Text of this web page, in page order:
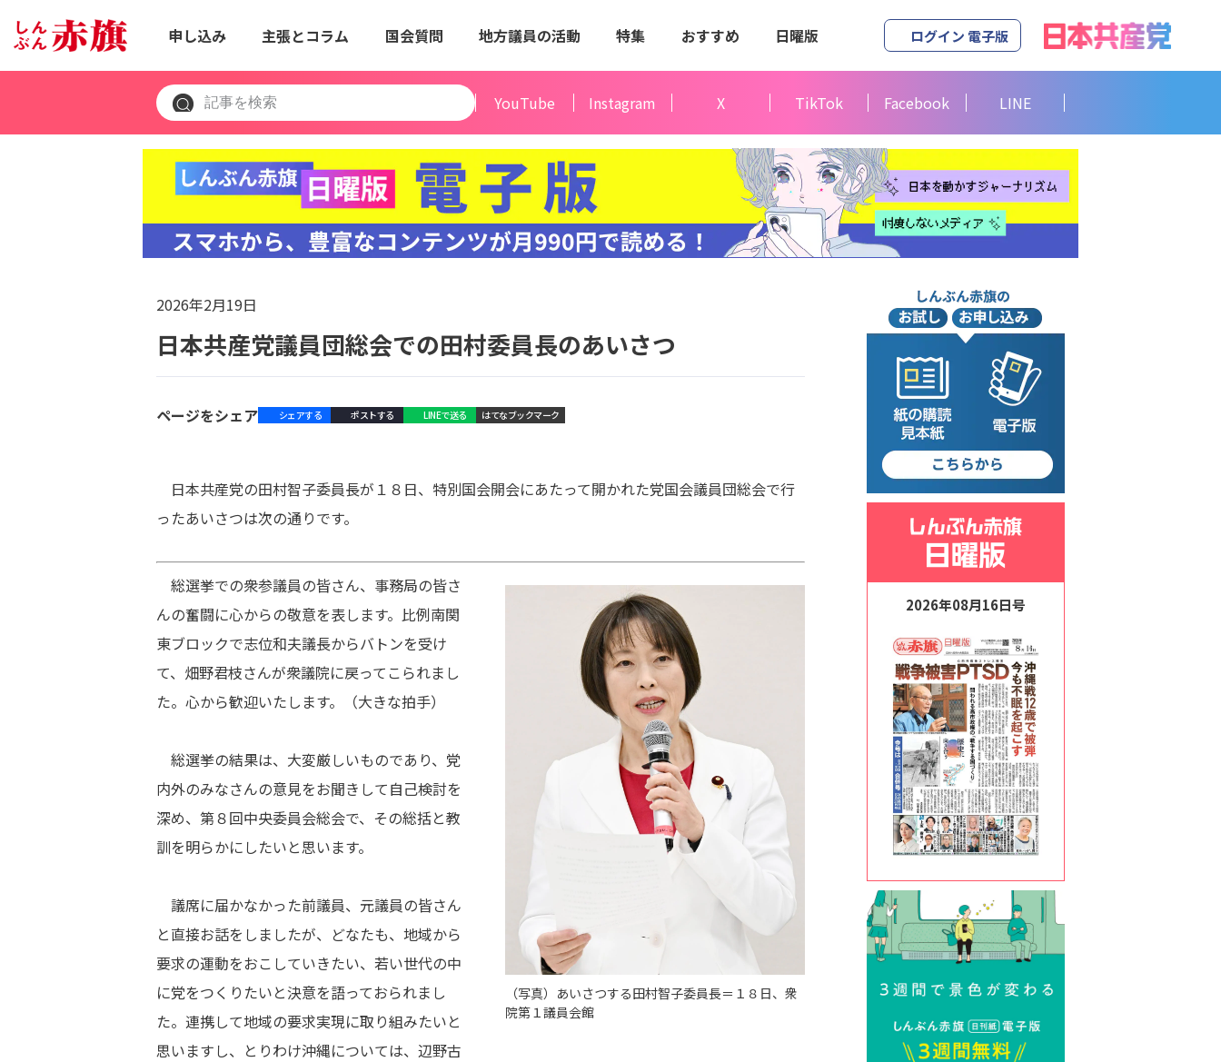
申し込み 主張とコラム 国会質問 地方議員の活動 特集 おすすめ 日曜版 ログイン 電子版
YouTube Instagram X TikTok Facebook LINE
2026年2月19日
日本共産党議員団総会での田村委員長のあいさつ
ページをシェア シェアする ポストする LINEで送る はてなブックマーク
日本共産党の田村智子委員長が１８日、特別国会開会にあたって開かれた党国会議員団総会で行
ったあいさつは次の通りです。
（写真）あいさつする田村智子委員長＝１８日、衆
院第１議員会館
総選挙での衆参議員の皆さん、事務局の皆さ
んの奮闘に心からの敬意を表します。比例南関
東ブロックで志位和夫議長からバトンを受け
て、畑野君枝さんが衆議院に戻ってこられまし
た。心から歓迎いたします。（大きな拍手）
総選挙の結果は、大変厳しいものであり、党
内外のみなさんの意見をお聞きして自己検討を
深め、第８回中央委員会総会で、その総括と教
訓を明らかにしたいと思います。
議席に届かなかった前議員、元議員の皆さん
と直接お話をしましたが、どなたも、地域から
要求の運動をおこしていきたい、若い世代の中
に党をつくりたいと決意を語っておられまし
た。連携して地域の要求実現に取り組みたいと
思いますし、とりわけ沖縄については、辺野古
2026年08月16日号